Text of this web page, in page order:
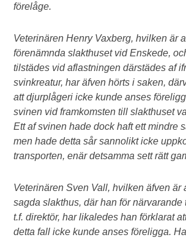
förelåge.
Veterinären Henry Vaxberg, hvilken är
förenämnda slakthuset vid Enskede,
tilstädes vid aflastningen därstädes af
svinkreatur, har äfven hörts i saken,
att djurplågeri icke kunde anses
svinen vid framkomsten till slakthuset
Ett af svinen hade dock haft ett mindre
men hade detta sår sannolikt icke
transporten, enär detsamma sett rätt
Veterinären Sven Vall, hvilken äfven är
sagda slakthus, där han för närvarande
t.f. direktör, har likaledes han förklarat
detta fall icke kunde anses föreligga.